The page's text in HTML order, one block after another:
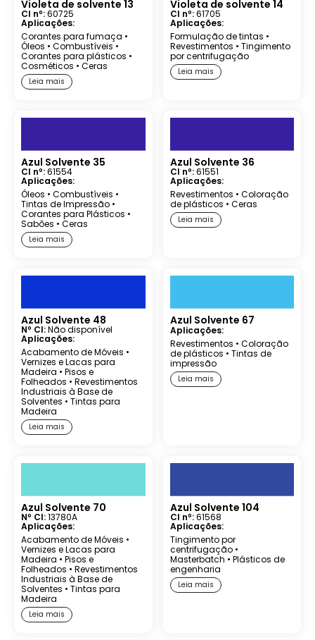
Violeta de solvente 13
CI nº:60725
Aplicações:
Corantes para fumaça •
Óleos • Combustíveis •
Corantes para plásticos •
Cosméticos • Ceras
Leia mais
Violeta de solvente 14
CI nº:61705
Aplicações:
Formulação de tintas •
Revestimentos • Tingimento
por centrifugação
Leia mais
Azul Solvente 35
CI nº:61554
Aplicações:
Óleos • Combustíveis •
Tintas de Impressão •
Corantes para Plásticos •
Sabões • Ceras
Leia mais
Azul Solvente 36
CI nº:61551
Aplicações:
Revestimentos • Coloração
de plásticos • Ceras
Leia mais
Azul Solvente 48
Nº CI:Não disponível
Aplicações:
Acabamento de Móveis •
Vernizes e Lacas para
Madeira • Pisos e
Folheados • Revestimentos
Industriais à Base de
Solventes • Tintas para
Madeira
Leia mais
Azul Solvente 67
Aplicações:
Revestimentos • Coloração
de plásticos • Tintas de
impressão
Leia mais
Azul Solvente 70
Nº CI:13780A
Aplicações:
Acabamento de Móveis •
Vernizes e Lacas para
Madeira • Pisos e
Folheados • Revestimentos
Industriais à Base de
Solventes • Tintas para
Madeira
Leia mais
Azul Solvente 104
CI nº:61568
Aplicações:
Tingimento por
centrifugação•
Masterbatch • Plásticos de
engenharia
Leia mais